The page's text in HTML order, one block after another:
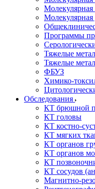
Молекулярная
Программы
Тяжелые
Тяжелые
ФБУЗ
Химико-
Обследования
КТ брюшной
КТ головы
КТ костно-
КТ мягких
КТ органов
КТ органов
КТ
КТ сосудов
Магнитно-